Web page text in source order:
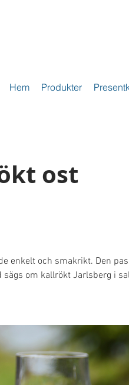
Hem Produkter
ost
enkelt och smakrikt. Den
sägs om kallrökt Jarlsberg i